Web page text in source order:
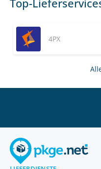
Top-
4PX